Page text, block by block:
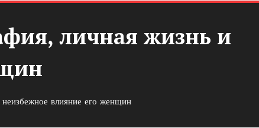
личная жизнь и
влияние его женщин